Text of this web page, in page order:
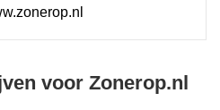
voor Zonerop.nl